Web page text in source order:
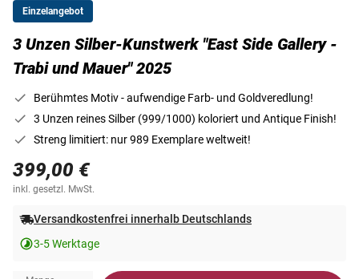
Einzelangebot
3 Unzen Silber-Kunstwerk "East Side Gallery -
Trabi und Mauer" 2025
Berühmtes Motiv - aufwendige Farb- und Goldveredlung!
3 Unzen reines Silber (999/1000) koloriert und Antique Finish!
Streng limitiert: nur 989 Exemplare weltweit!
399,00 €
inkl. gesetzl. MwSt.
Versandkostenfrei innerhalb Deutschlands
3-5 Werktage